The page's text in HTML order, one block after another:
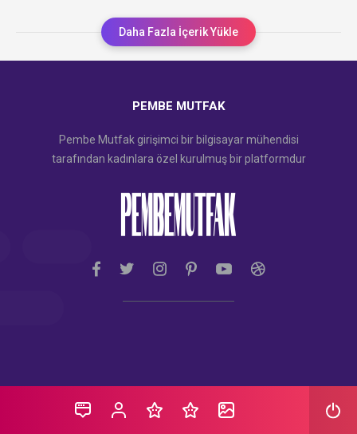
Daha Fazla İçerik Yükle
PEMBE MUTFAK
Pembe Mutfak girişimci bir bilgisayar mühendisi
tarafından kadınlara özel kurulmuş bir platformdur